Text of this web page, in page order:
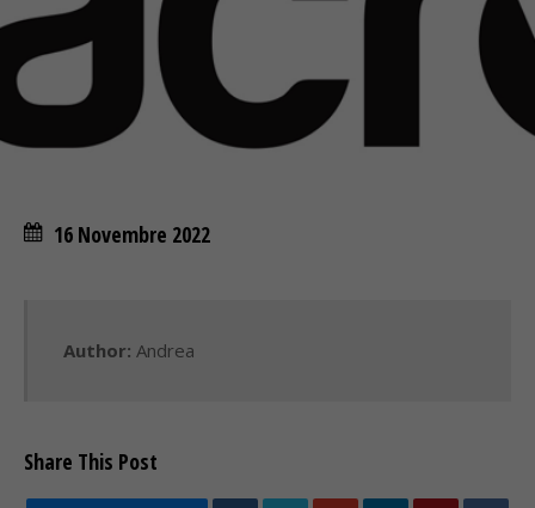
16 Novembre 2022
Author: Andrea
Share This Post